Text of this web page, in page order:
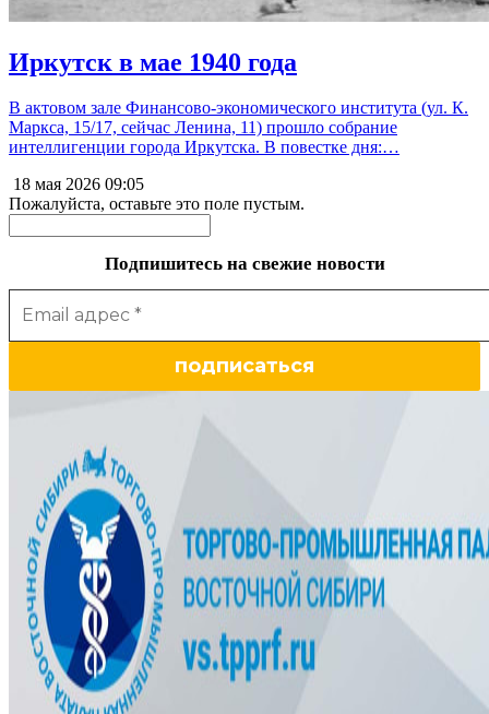
Иркутск в мае 1940 года
В актовом зале Финансово-экономического института (ул. К.
Маркса, 15/17, сейчас Ленина, 11) прошло собрание
интеллигенции города Иркутска. В повестке дня:…
18 мая 2026 09:05
Пожалуйста, оставьте это поле пустым.
Подпишитесь на свежие новости